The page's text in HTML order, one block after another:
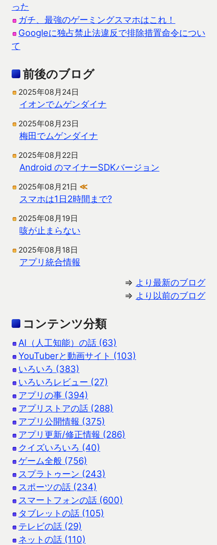
った
ガチ、最強のゲーミングスマホはこれ！
Googleに独占禁止法違反で排除措置命令につい
て
前後のブログ
2025年08月24日
イオンでムゲンダイナ
2025年08月23日
梅田でムゲンダイナ
2025年08月22日
Android のマイナーSDKバージョン
2025年08月21日 ≪
スマホは1日2時間まで?
2025年08月19日
咳が止まらない
2025年08月18日
アプリ統合情報
⇒ より最新のブログ
⇒ より以前のブログ
コンテンツ分類
AI（人工知能）の話 (63)
YouTuberと動画サイト (103)
いろいろ (383)
いろいろレビュー (27)
アプリの事 (394)
アプリストアの話 (288)
アプリ公開情報 (375)
アプリ更新/修正情報 (286)
クイズいろいろ (40)
ゲーム全般 (756)
スプラトゥーン (243)
スポーツの話 (234)
スマートフォンの話 (600)
タブレットの話 (105)
テレビの話 (29)
ネットの話 (110)